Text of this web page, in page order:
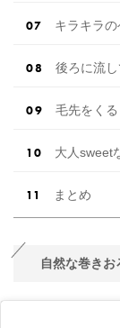
キラキラ
後ろに流
毛先をく
大人sweet
まとめ
自然な巻きお